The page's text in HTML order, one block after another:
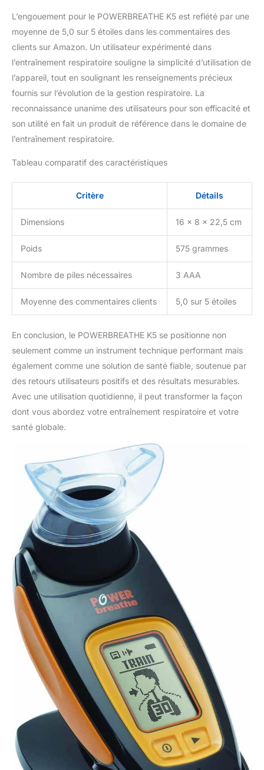
L’engouement pour le POWERBREATHE K5 est reflété par une
moyenne de 5,0 sur 5 étoiles dans les commentaires des
clients sur Amazon. Un utilisateur expérimenté dans
l’entraînement respiratoire souligne la simplicité d’utilisation de
l’appareil, tout en soulignant les renseignements précieux
fournis sur l’évolution de la gestion respiratoire. La
reconnaissance unanime des utilisateurs pour son efficacité et
son utilité en fait un produit de référence dans le domaine de
l’entraînement respiratoire.
Tableau comparatif des caractéristiques
Critère Détails
Dimensions 16 x 8 x 22,5 cm
Poids 575 grammes
Nombre de piles nécessaires 3 AAA
Moyenne des commentaires clients 5,0 sur 5 étoiles
En conclusion, le POWERBREATHE K5 se positionne non
seulement comme un instrument technique performant mais
également comme une solution de santé fiable, soutenue par
des retours utilisateurs positifs et des résultats mesurables.
Avec une utilisation quotidienne, il peut transformer la façon
dont vous abordez votre entraînement respiratoire et votre
santé globale.